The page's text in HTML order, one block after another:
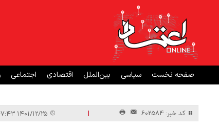
صفحه نخست سیاسی بین‌الملل اقتصادی اجتماعی
کد خبر: 602584 |